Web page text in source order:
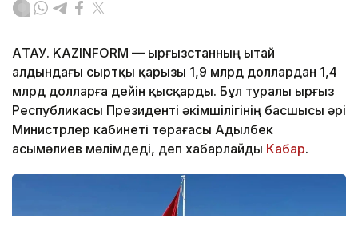
АҚТАУ. KAZINFORM — Қырғызстанның Қытай
алдындағы сыртқы қарызы 1,9 млрд доллардан 1,4
млрд долларға дейін қысқарды. Бұл туралы Қырғыз
Республикасы Президенті әкімшілігінің басшысы әрі
Министрлер кабинеті төрағасы Адылбек
Қасымәлиев мәлімдеді, деп хабарлайды Кабар.